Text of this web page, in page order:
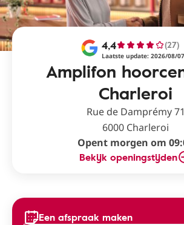
Amplifon
Charleroi
4,4 (27)
Laatste update: 2026/08/07
Rue de Damprémy 71
6000 Charleroi
Opent morgen om
Bekijk openingstijden
Een afspraak maken